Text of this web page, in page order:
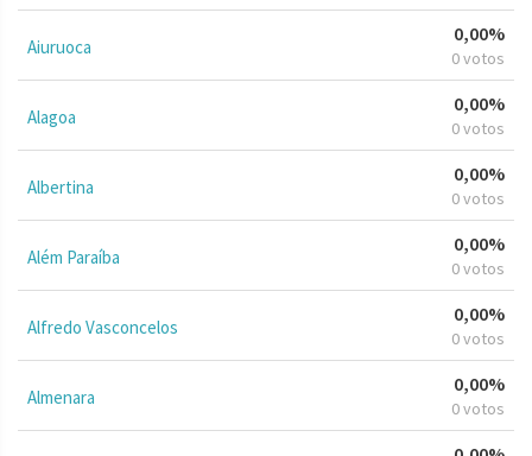
Aiuruoca
0,00%
0 votos
Alagoa
0,00%
0 votos
Albertina
0,00%
0 votos
Além Paraíba
0,00%
0 votos
Alfredo Vasconcelos
0,00%
0 votos
Almenara
0,00%
0 votos